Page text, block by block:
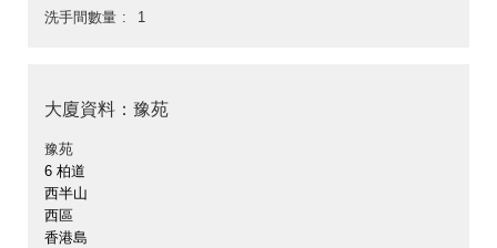
洗手間數量
1
大廈資料：豫苑
豫苑
6 柏道
西半山
西區
香港島